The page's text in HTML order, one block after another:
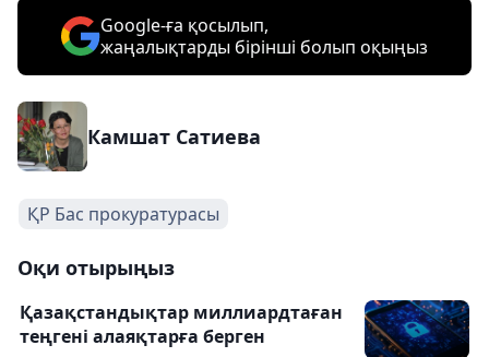
Google-ға қосылып,
жаңалықтарды бірінші болып оқыңыз
Камшат Сатиева
ҚР Бас прокуратурасы
Оқи отырыңыз
Қазақстандықтар миллиардтаған
теңгені алаяқтарға берген